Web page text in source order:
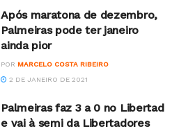
Após maratona de dezembro,
Palmeiras pode ter janeiro
ainda pior
POR MARCELO COSTA RIBEIRO
2 DE JANEIRO DE 2021
Palmeiras faz 3 a 0 no Libertad
e vai à semi da Libertadores